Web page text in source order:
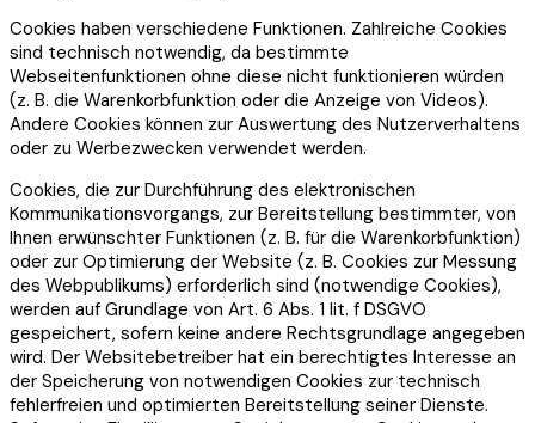
Cookies haben verschiedene Funktionen. Zahlreiche Cookies
sind technisch notwendig, da bestimmte
Webseitenfunktionen ohne diese nicht funktionieren würden
(z. B. die Warenkorbfunktion oder die Anzeige von Videos).
Andere Cookies können zur Auswertung des Nutzerverhaltens
oder zu Werbezwecken verwendet werden.
Cookies, die zur Durchführung des elektronischen
Kommunikationsvorgangs, zur Bereitstellung bestimmter, von
Ihnen erwünschter Funktionen (z. B. für die Warenkorbfunktion)
oder zur Optimierung der Website (z. B. Cookies zur Messung
des Webpublikums) erforderlich sind (notwendige Cookies),
werden auf Grundlage von Art. 6 Abs. 1 lit. f DSGVO
gespeichert, sofern keine andere Rechtsgrundlage angegeben
wird. Der Websitebetreiber hat ein berechtigtes Interesse an
der Speicherung von notwendigen Cookies zur technisch
fehlerfreien und optimierten Bereitstellung seiner Dienste.